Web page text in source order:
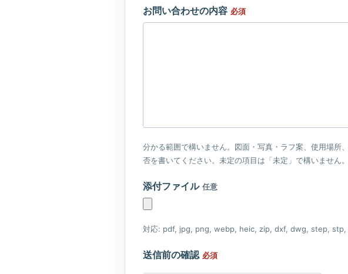
お問い合わせの内容 必須
分かる範囲で構いません。図面・写真・ラフ案、使用場所
否を書いてください。未定の項目は「未定」で構いません。
添付ファイル 任意
対応: pdf, jpg, png, webp, heic, zip, dxf, dwg, step,
送信前の確認 必須